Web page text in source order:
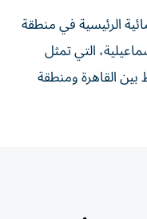
الرئيسية في منطقة
التي تمثل
بين القاهرة ومنطقة